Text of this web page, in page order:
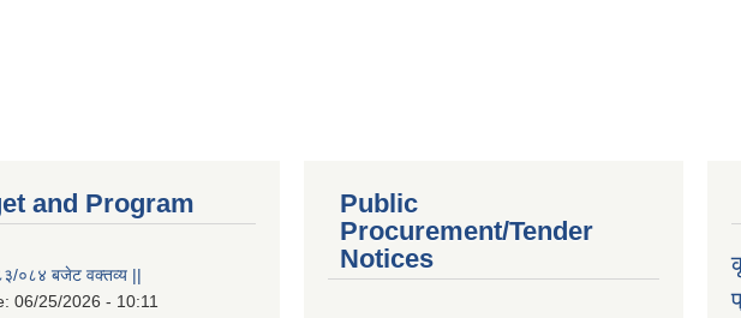
and Program
०८४ बजेट वक्तव्य ||
06/25/2026 - 10:11
Public
Procurement/Tender
Notices